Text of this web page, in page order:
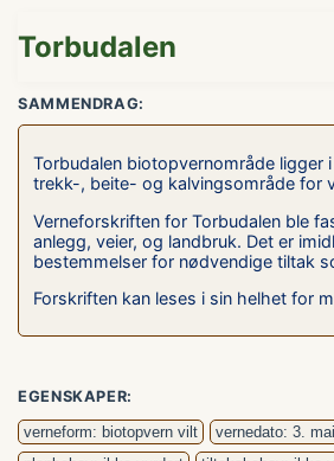
Torbudalen
SAMMENDRAG:
Torbudalen biotopvernområde ligger
trekk-, beite- og kalvingsområde for
Verneforskriften for Torbudalen ble
anlegg, veier, og landbruk. Det er
bestemmelser for nødvendige tiltak
Forskriften kan leses i sin helhet for
EGENSKAPER:
verneform: biotopvern vilt
vernedato: 3.